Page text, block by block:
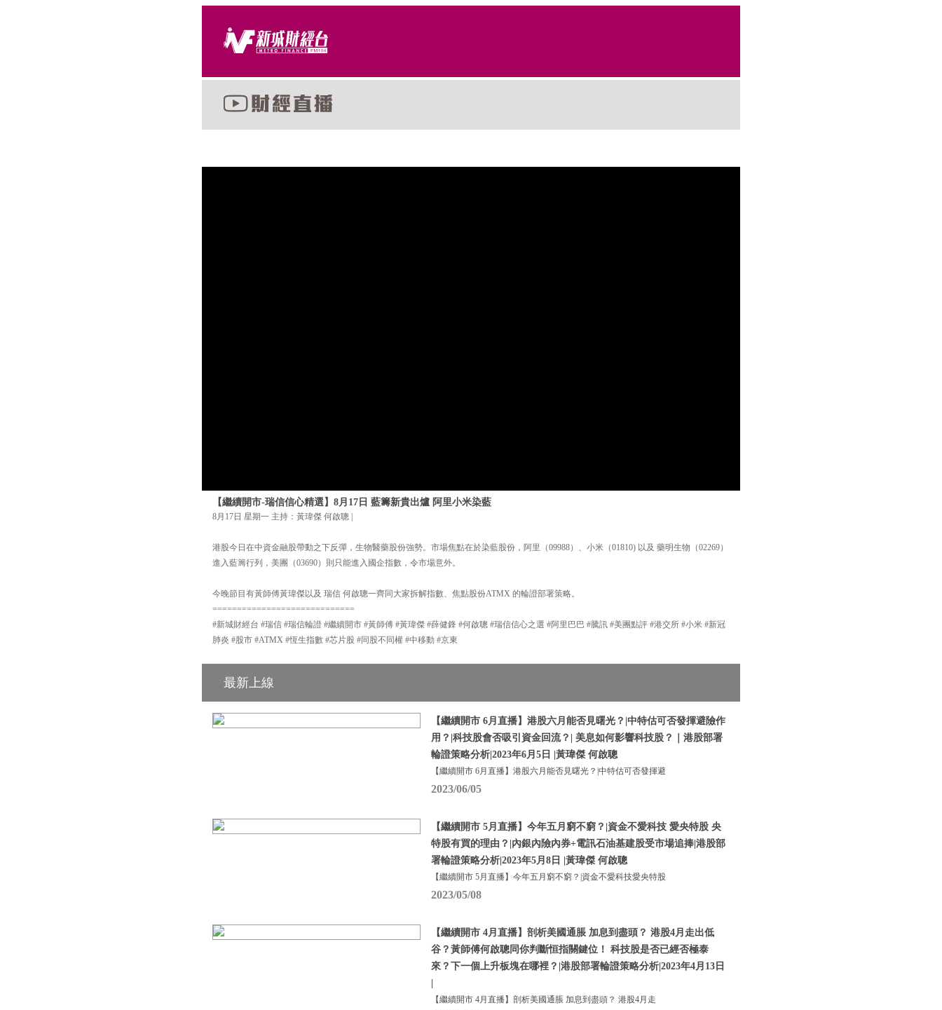
【繼續開市-瑞信信心精選】8月17日 藍籌新貴出爐 阿里小米染藍
8月17日 星期一 主持：黃瑋傑 何啟聰 |
港股今日在中資金融股帶動之下反彈，生物醫藥股份強勢。市場焦點在於染藍股份，阿里（09988）、小米（01810) 以及 藥明生物（02269）
進入藍籌行列，美團（03690）則只能進入國企指數，令市場意外。
今晚節目有黃師傅黃瑋傑以及 瑞信 何啟聰一齊同大家拆解指數、焦點股份ATMX 的輪證部署策略。
=============================
#新城財經台 #瑞信 #瑞信輪證 #繼續開市 #黃師傅 #黃瑋傑 #薛健鋒 #何啟聰 #瑞信信心之選 #阿里巴巴 #騰訊 #美團點評 #港交所 #小米 #新冠
肺炎 #股市 #ATMX #恆生指數 #芯片股 #同股不同權 #中移動 #京東
最新上線
【繼續開市 6月直播】港股六月能否見曙光？|中特估可否發揮避險作
用？|科技股會否吸引資金回流？| 美息如何影響科技股？｜港股部署
輪證策略分析|2023年6月5日 |黃瑋傑 何啟聰
【繼續開市 6月直播】港股六月能否見曙光？|中特估可否發揮避
2023/06/05
【繼續開市 5月直播】今年五月窮不窮？|資金不愛科技 愛央特股 央
特股有買的理由？|內銀內險內券+電訊石油基建股受市場追捧|港股部
署輪證策略分析|2023年5月8日 |黃瑋傑 何啟聰
【繼續開市 5月直播】今年五月窮不窮？|資金不愛科技愛央特股
2023/05/08
【繼續開市 4月直播】剖析美國通脹 加息到盡頭？ 港股4月走出低
谷？黃師傅何啟聰同你判斷恒指關鍵位！ 科技股是否已經否極泰
來？下一個上升板塊在哪裡？|港股部署輪證策略分析|2023年4月13日
|
【繼續開市 4月直播】剖析美國通脹 加息到盡頭？ 港股4月走